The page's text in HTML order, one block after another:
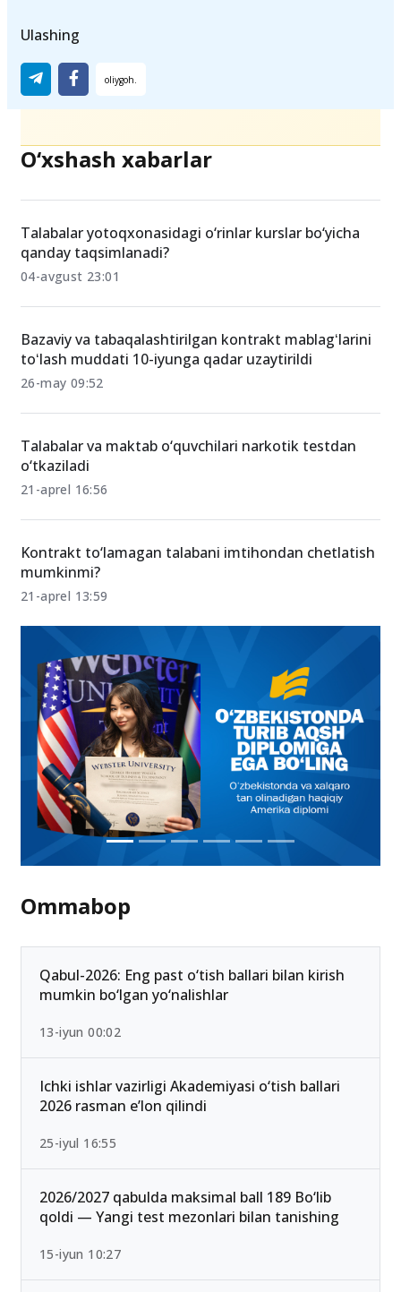
talaba
Ulashing
qanday taqsimlanadi?
04-avgust 23:01
toʻlash muddati 10-iyunga qadar uzaytirildi
26-may 09:52
o‘tkaziladi
21-aprel 16:56
mumkinmi?
21-aprel 13:59
Ommabop
Qabul-2026: Eng past o‘tish ballari bilan kirish
mumkin bo‘lgan yo‘nalishlar
13-iyun 00:02
Ichki ishlar vazirligi Akademiyasi o‘tish ballari
2026 rasman e’lon qilindi
25-iyul 16:55
2026/2027 qabulda maksimal ball 189 Bo‘lib
qoldi — Yangi test mezonlari bilan tanishing